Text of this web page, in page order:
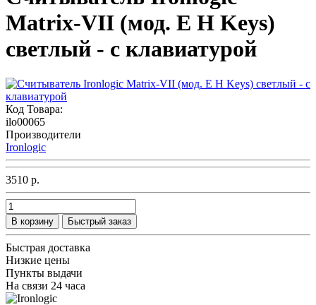
Matrix-VII (мод. E H Keys)
светлый - с клавиатурой
Код Товара:
ilo00065
Производители
Ironlogic
3510 р.
В корзину Быстрый заказ
Быстрая доставка
Низкие цены
Пункты выдачи
На связи 24 часа